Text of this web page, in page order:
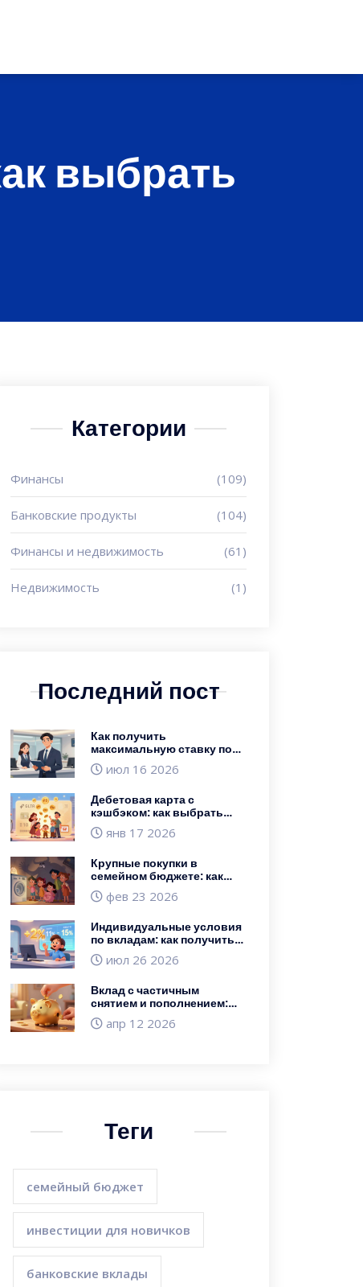
выбрать
Категории
Финансы (109)
Банковские продукты (104)
Финансы и недвижимость (61)
Недвижимость (1)
Последний пост
Как получить
максимальную ставку по
вкладу при крупной сумме:
переговоры с банком
июл 16 2026
Дебетовая карта с
кэшбэком: как выбрать
самую выгодную в 2025
годуянв 17 2026
Крупные покупки в
семейном бюджете: как
копить без рассрочки
фев 23 2026
Индивидуальные условия
по вкладам: как получить
персональную ставку в
банке в 2026 году
июл 26 2026
Вклад с частичным
снятием и пополнением:
как совместить доход и
доступ к деньгам
апр 12 2026
Теги
семейный бюджет
инвестиции для новичков
банковские вклады